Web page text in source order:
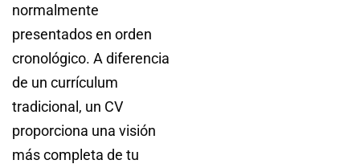
normalmente
presentados en orden
cronológico. A diferencia
de un currículum
tradicional, un CV
proporciona una visión
más completa de tu